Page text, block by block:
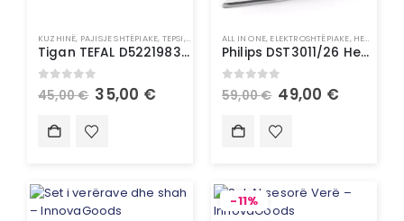
KUZHINË, PAJISJE SHTËPIAKE, TEPSI, TENXHERE & TIGAN
Tigan TEFAL D5221983 28cm – Enë për Gatim
0 out of 5
45,00€ 35,00 €
ALL IN ONE, ELEKTROSHTËPIAKE, HEKUR PËR HEKUROSJE
Philips DST3011/26 Hekur me Avull | Steam Iron
0 out of 5
59,00€ 49,00 €
-11%